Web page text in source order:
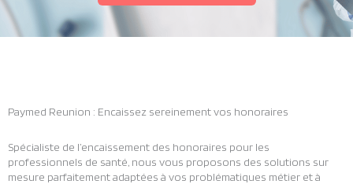
Paymed Reunion : Encaissez sereinement vos honoraires
Spécialiste de l’encaissement des honoraires pour les
professionnels de santé, nous vous proposons des solutions sur
mesure parfaitement adaptées à vos problématiques métier et à